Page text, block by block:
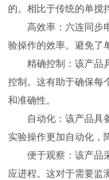
的。相比于传统的单搅
高效率：六连同步电
验操作的效率。避免了
精确控制：该产品具
控制。这有助于确保每
和准确性。
自动化：该产品具备
实验操作更加自动化，
便于观察：该产品采
应进程。这对于需要监